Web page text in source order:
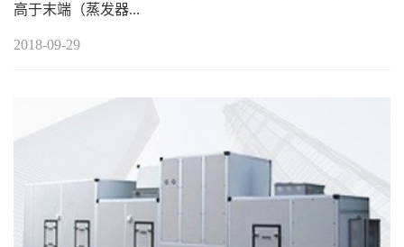
高于末端（蒸发器...
2018-09-29